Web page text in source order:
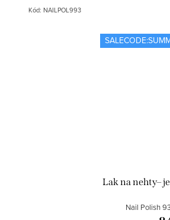
Kód: NAILPOL993
Lak na nehty–
Nail Polish